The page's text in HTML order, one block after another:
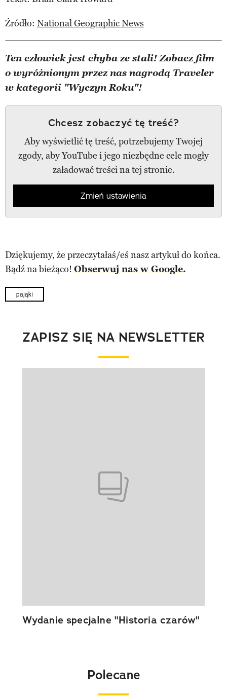
Źródło: National Geographic News
Ten człowiek jest chyba ze stali! Zobacz film
o wyróżnionym przez nas nagrodą Traveler
w kategorii "Wyczyn Roku"!
Chcesz zobaczyć tę treść?
Aby wyświetlić tę treść, potrzebujemy Twojej
zgody, aby YouTube i jego niezbędne cele mogły
załadować treści na tej stronie.
Zmień ustawienia
Dziękujemy, że przeczytałaś/eś nasz artykuł do końca.
Bądź na bieżąco! Obserwuj nas w Google.
pająki
ZAPISZ SIĘ NA NEWSLETTER
Wydanie specjalne "Historia czarów"
Polecane